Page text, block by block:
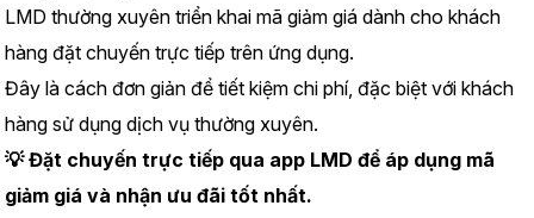
LMD thường xuyên triển khai mã giảm giá dành cho khách
hàng đặt chuyến trực tiếp trên ứng dụng.
Đây là cách đơn giản để tiết kiệm chi phí, đặc biệt với khách
hàng sử dụng dịch vụ thường xuyên.
💡 Đặt chuyến trực tiếp qua app LMD để áp dụng mã
giảm giá và nhận ưu đãi tốt nhất.